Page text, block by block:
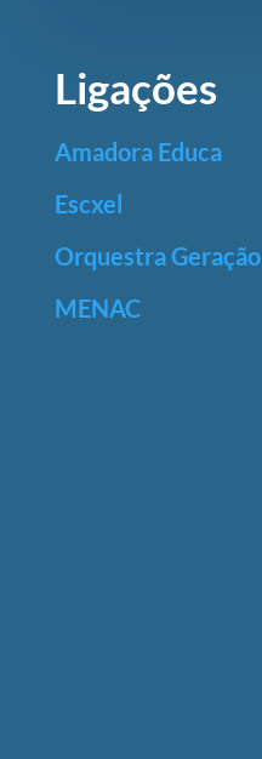
Ligações
Amadora Educa
Escxel
Orquestra Geração
MENAC